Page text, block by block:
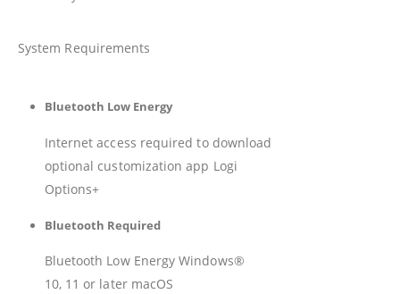
System Requirements
Bluetooth Low Energy
Internet access required to download
optional customization app Logi
Options+
Bluetooth Required
Bluetooth Low Energy Windows®
10, 11 or later macOS